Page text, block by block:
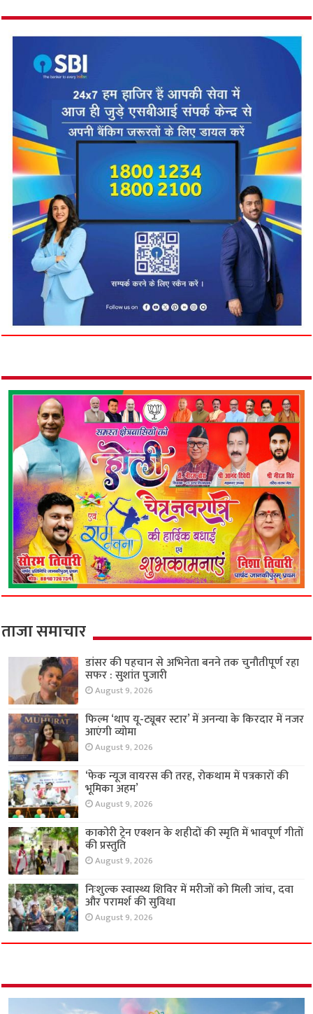
ताजा समाचार
डांसर की पहचान से अभिनेता बनने तक चुनौतीपूर्ण रहा
सफर : सुशांत पुजारी
August 9, 2026
फिल्म ‘थाप यू-ट्यूबर स्टार’ में अनन्या के किरदार में नजर
आएंगी व्योमा
August 9, 2026
‘फेक न्यूज वायरस की तरह, रोकथाम में पत्रकारों की
भूमिका अहम’
August 9, 2026
काकोरी ट्रेन एक्शन के शहीदों की स्मृति में भावपूर्ण गीतों
की प्रस्तुति
August 9, 2026
निःशुल्क स्वास्थ्य शिविर में मरीजों को मिली जांच, दवा
और परामर्श की सुविधा
August 9, 2026